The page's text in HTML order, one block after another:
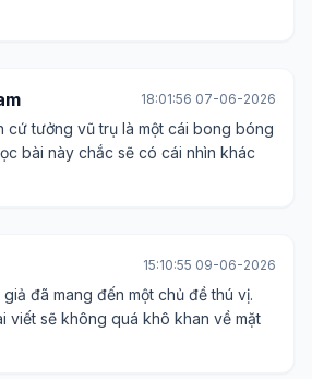
18:01:56 07-06-2026
cứ tưởng vũ trụ là một cái bong bóng
bài này chắc sẽ có cái nhìn khác
15:10:55 09-06-2026
giả đã mang đến một chủ đề thú vị.
viết sẽ không quá khô khan về mặt